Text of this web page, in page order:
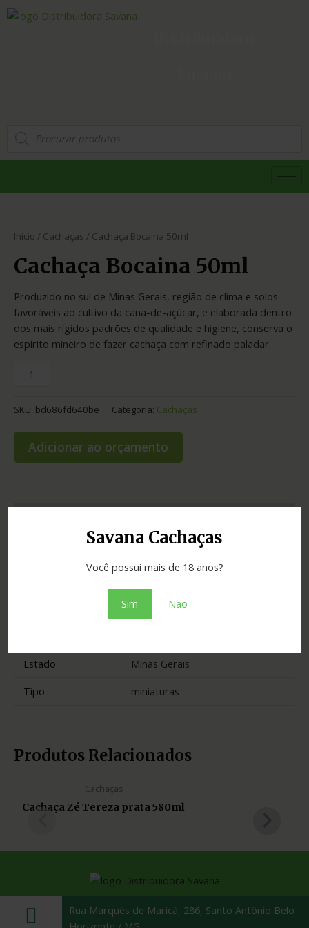
Savana Cachaças
Você possui mais de 18 anos?
Sim Não
Início / Cachaças / Cachaça Bocaina 50ml
Cachaça Bocaina 50ml
Produzido no sul de Minas Gerais, região de clima e solos
favoráveis ao cultivo da cana-de-açúcar, e elaborada dentro
dos mais rígidos padrões de qualidade e higiene, conserva o
espírito mineiro de fazer cachaça com refinado paladar.
SKU: bd686fd640be Categoria: Cachaças
Adicionar ao orçamento
Lavras
Estado
Minas Gerais
Tipo
miniaturas
Produtos Relacionados
Cachaças
Cachaça Zé Tereza prata 580ml
Rua Marquês de Maricá, 286, Santo Antônio Belo